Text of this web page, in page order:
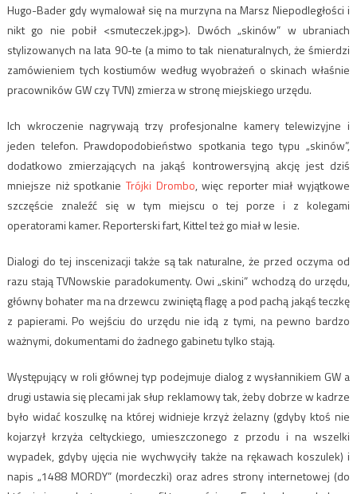
Hugo-Bader gdy wymalował się na murzyna na Marsz Niepodległości i
nikt go nie pobił <smuteczek.jpg>). Dwóch „skinów” w ubraniach
stylizowanych na lata 90-te (a mimo to tak nienaturalnych, że śmierdzi
zamówieniem tych kostiumów według wyobrażeń o skinach właśnie
pracowników GW czy TVN) zmierza w stronę miejskiego urzędu.
Ich wkroczenie nagrywają trzy profesjonalne kamery telewizyjne i
jeden telefon. Prawdopodobieństwo spotkania tego typu „skinów”,
dodatkowo zmierzających na jakąś kontrowersyjną akcję jest dziś
mniejsze niż spotkanie Trójki Drombo, więc reporter miał wyjątkowe
szczęście znaleźć się w tym miejscu o tej porze i z kolegami
operatorami kamer. Reporterski fart, Kittel też go miał w lesie.
Dialogi do tej inscenizacji także są tak naturalne, że przed oczyma od
razu stają TVNowskie paradokumenty. Owi „skini” wchodzą do urzędu,
główny bohater ma na drzewcu zwiniętą flagę a pod pachą jakąś teczkę
z papierami. Po wejściu do urzędu nie idą z tymi, na pewno bardzo
ważnymi, dokumentami do żadnego gabinetu tylko stają.
Występujący w roli głównej typ podejmuje dialog z wysłannikiem GW a
drugi ustawia się plecami jak słup reklamowy tak, żeby dobrze w kadrze
było widać koszulkę na której widnieje krzyż żelazny (gdyby ktoś nie
kojarzył krzyża celtyckiego, umieszczonego z przodu i na wszelki
wypadek, gdyby ujęcia nie wychwyciły także na rękawach koszulek) i
napis „1488 MORDY” (mordeczki) oraz adres strony internetowej (do